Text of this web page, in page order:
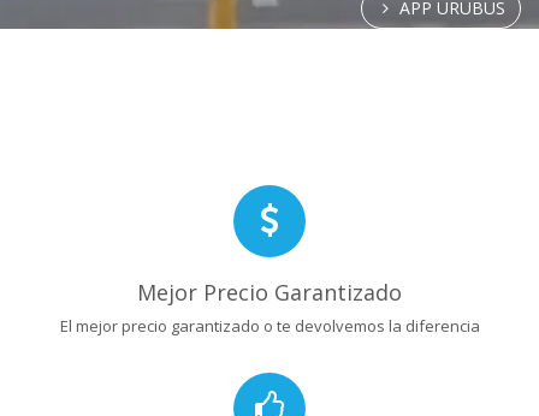
APP URUBUS
Mejor Precio Garantizado
El mejor precio garantizado o te devolvemos la diferencia